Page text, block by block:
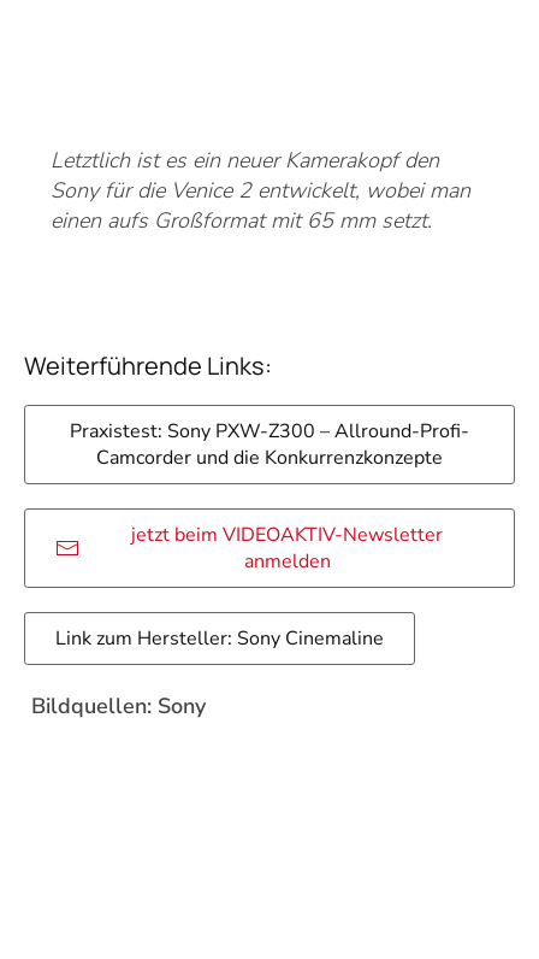
Letztlich ist es ein neuer Kamerakopf den
Sony für die Venice 2 entwickelt, wobei man
einen aufs Großformat mit 65 mm setzt.
Weiterführende Links:
Praxistest: Sony PXW-Z300 – Allround-Profi-
Camcorder und die Konkurrenzkonzepte
jetzt beim VIDEOAKTIV-Newsletter
anmelden
Link zum Hersteller: Sony Cinemaline
Bildquellen: Sony